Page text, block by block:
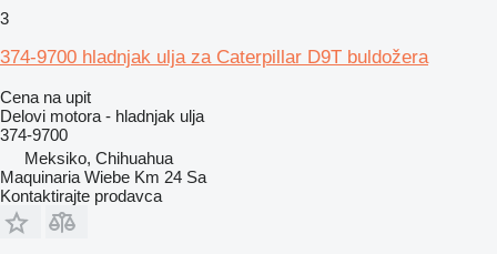
3
374-9700 hladnjak ulja za Caterpillar D9T buldožera
Cena na upit
Delovi motora - hladnjak ulja
374-9700
Meksiko, Chihuahua
Maquinaria Wiebe Km 24 Sa
Kontaktirajte prodavca